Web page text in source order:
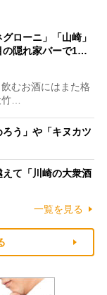
ローニ」「山崎」
の隠れ家バーで1…
むお酒にはまた格
…
ろう」や「キヌカツ
えて「川崎の大衆酒
一覧を見る